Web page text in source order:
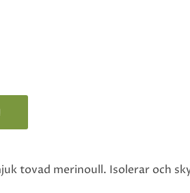
tovad merinoull. Isolerar och